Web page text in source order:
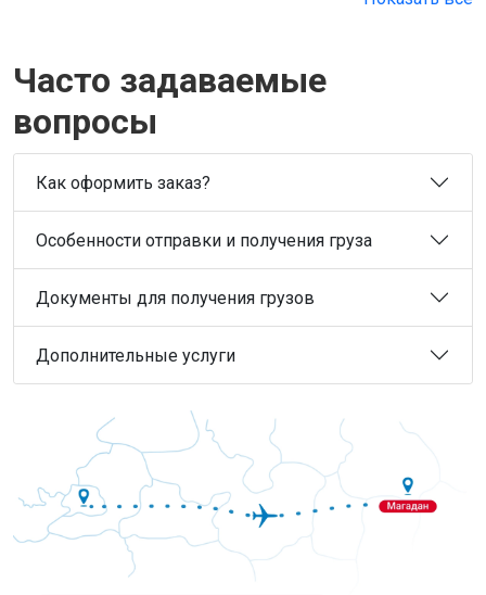
Часто задаваемые
вопросы
Как оформить заказ?
Особенности отправки и получения груза
Документы для получения грузов
Дополнительные услуги